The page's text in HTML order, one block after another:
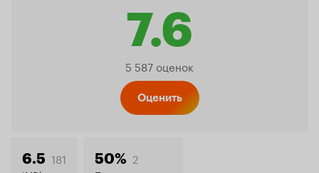
7.6
Рейтинг
5 587 оценок
Оценить
6.5 181 50% 2